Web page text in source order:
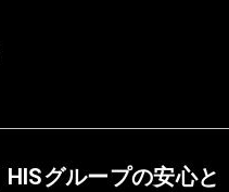
HISグループの安心と